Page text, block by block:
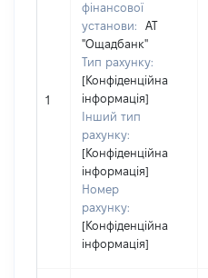
1
фінансової
установи:
АТ
"Ощадбанк"
Тип рахунку:
[Конфіденційна
інформація]
Інший тип
рахунку:
[Конфіденційна
інформація]
Номер
рахунку:
[Конфіденційна
інформація]